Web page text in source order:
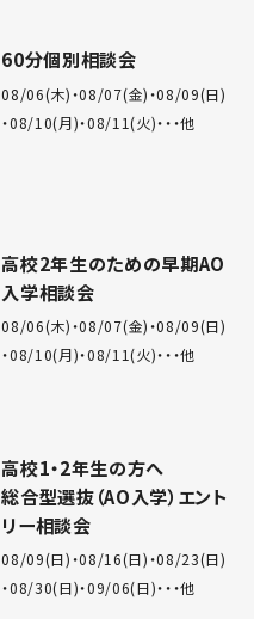
60分個別相談会
08/06(木) 08/07(金) 08/09(日)
08/10(月) 08/11(火) ・・他
高校2年生のための早期AO
入学相談会
08/06(木) 08/07(金) 08/09(日)
08/10(月) 08/11(火) ・・他
高校1・2年生の方へ
総合型選抜（AO入学）エント
リー相談会
08/09(日) 08/16(日) 08/23(日)
08/30(日) 09/06(日) ・・他